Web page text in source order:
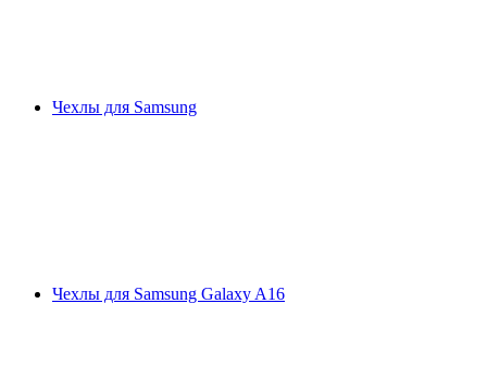
Чехлы для Samsung
Чехлы для Samsung Galaxy A16